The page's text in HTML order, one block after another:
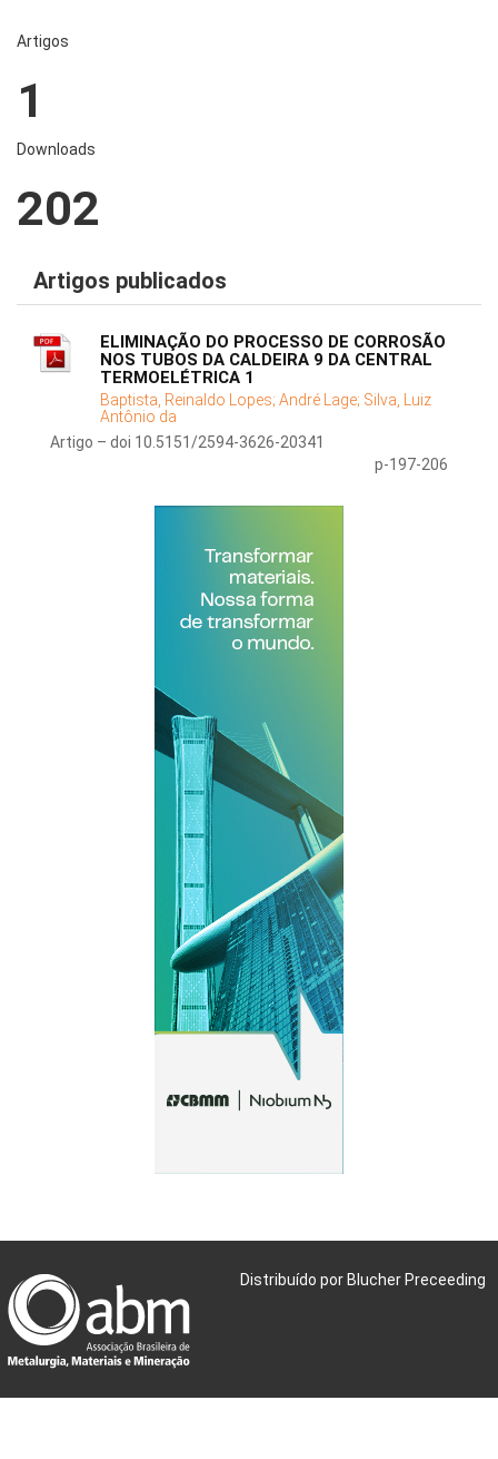
Artigos
1
Downloads
202
Artigos publicados
ELIMINAÇÃO DO PROCESSO DE CORROSÃO
NOS TUBOS DA CALDEIRA 9 DA CENTRAL
TERMOELÉTRICA 1
Baptista, Reinaldo Lopes; André Lage; Silva, Luiz
Antônio da
Artigo – doi 10.5151/2594-3626-20341
p-197-206
Distribuído por Blucher Preceeding